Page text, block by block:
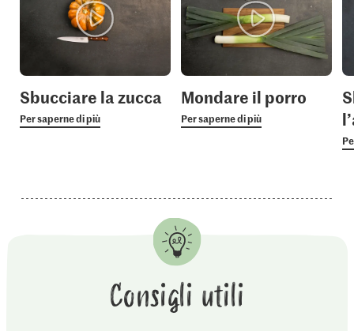
Sbucciare la zucca
Per saperne di più
Mondare il porro
Per saperne di più
Consigli utili